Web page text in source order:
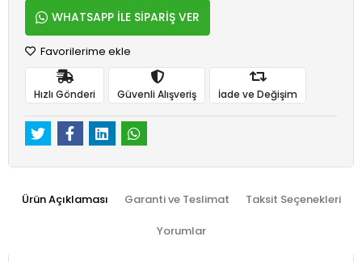
WHATSAPP İLE SİPARİŞ VER
Favorilerime ekle
Hızlı Gönderi Güvenli Alışveriş İade ve Değişim
Ürün Açıklaması Garanti ve Teslimat Taksit Seçenekleri
Yorumlar